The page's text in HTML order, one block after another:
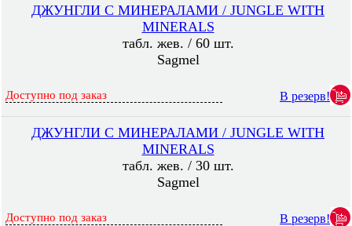
ДЖУНГЛИ С МИНЕРАЛАМИ / JUNGLE WITH
MINERALS
табл. жев. / 60 шт.
Sagmel
Доступно под заказ В резерв!
ДЖУНГЛИ С МИНЕРАЛАМИ / JUNGLE WITH
MINERALS
табл. жев. / 30 шт.
Sagmel
Доступно под заказ В резерв!